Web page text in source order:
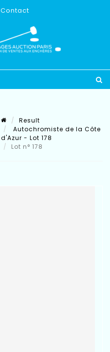
Contact
Result
Autochromiste de la Côte
d'Azur - Lot 178
Lot n° 178